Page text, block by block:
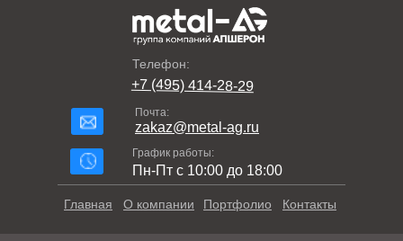
Телефон:
+7 (495) 414-28-29
Почта:
zakaz@metal-ag.ru
График работы:
Пн-Пт с 10:00 до 18:00
Контакты
Портфолио
О компании
Главная